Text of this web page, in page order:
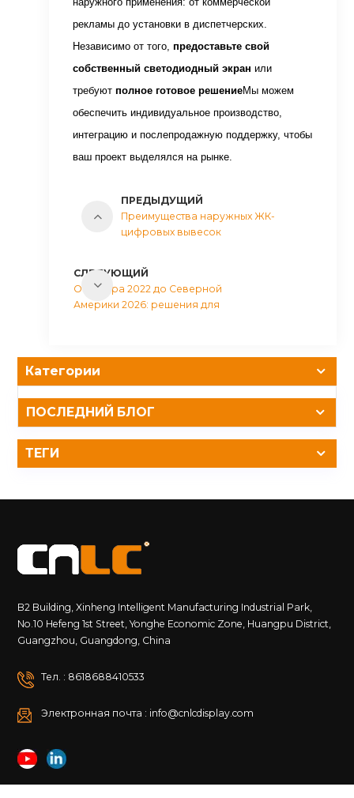
рекламы до установки в диспетчерских.
Независимо от того,предоставьте свой
собственный светодиодный экран или
требуютполное готовое решениеМы можем
обеспечить индивидуальное производство,
интеграцию и послепродажную поддержку, чтобы
ваш проект выделялся на рынке.
ПРЕДЫДУЩИЙ
Преимущества наружных ЖК-
цифровых вывесок
СЛЕДУЮЩИЙ
От Катара 2022 до Северной
Америки 2026: решения для
Категории
ПОСЛЕДНИЙ БЛОГ
ТЕГИ
B2 Building, Xinheng Intelligent Manufacturing Industrial Park,
No.10 Hefeng 1st Street, Yonghe Economic Zone, Huangpu District,
Guangzhou, Guangdong, China
Тел. : 8618688410533
Электронная почта : info@cnlcdisplay.com